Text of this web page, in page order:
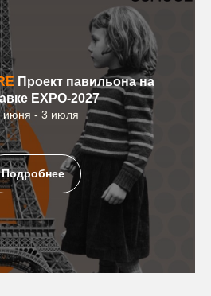
Проект павильона на
EXPO-2027
июня - 3 июля
Подробнее